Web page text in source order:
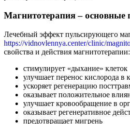
Магнитотерапия – основные
Лечебный эффект пульсирующего
https://vidnovlennya.center/clinic/
свойства и действия магнитотерапии:
стимулирует «дыхание» клеток
улучшает перенос кислорода в
ускоряет регенерацию
оказывает положительное
улучшает кровообращение в
оказывает регенеративное
предотвращает мигрень